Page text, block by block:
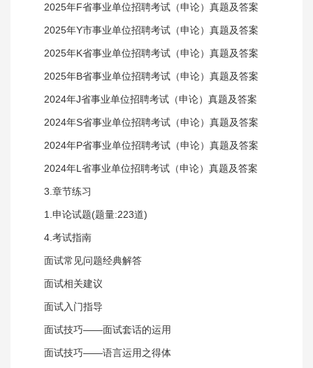
2025年F省事业单位招聘考试（申论）真题及答案
2025年Y市事业单位招聘考试（申论）真题及答案
2025年K省事业单位招聘考试（申论）真题及答案
2025年B省事业单位招聘考试（申论）真题及答案
2024年J省事业单位招聘考试（申论）真题及答案
2024年S省事业单位招聘考试（申论）真题及答案
2024年P省事业单位招聘考试（申论）真题及答案
2024年L省事业单位招聘考试（申论）真题及答案
3.章节练习
1.申论试题(题量:223道)
4.考试指南
面试常见问题经典解答
面试相关建议
面试入门指导
面试技巧——面试套话的运用
面试技巧——语言运用之得体